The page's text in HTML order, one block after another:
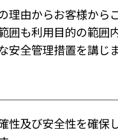
理由からお客様か
囲も利用目的の範
全管理措置を講じま
性及び安全性を確